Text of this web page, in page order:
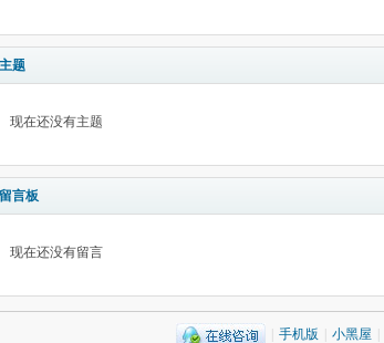
主题
现在还没有主题
留言板
现在还没有留言
手机版 小黑屋